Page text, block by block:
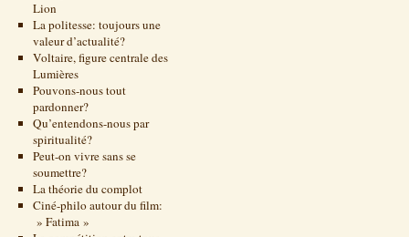
Lion
La politesse: toujours une
valeur d’actualité?
Voltaire, figure centrale des
Lumières
Pouvons-nous tout
pardonner?
Qu’entendons-nous par
spiritualité?
Peut-on vivre sans se
soumettre?
La théorie du complot
Ciné-philo autour du film:
» Fatima »